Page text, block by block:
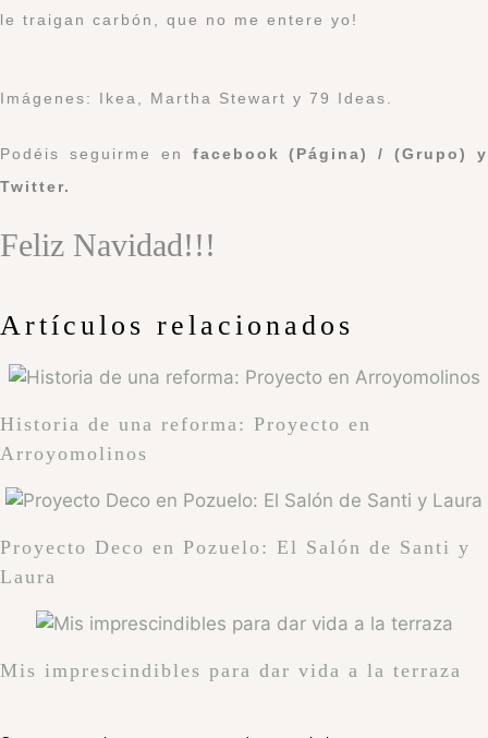
le traigan carbón, que no me entere yo!
Imágenes: Ikea, Martha Stewart y 79 Ideas.
Podéis seguirme en facebook (Página)/ (Grupo)
y
Twitter.
Feliz Navidad!!!
Artículos relacionados
Historia de una reforma: Proyecto en
Arroyomolinos
Proyecto Deco en Pozuelo: El Salón de Santi y
Laura
Mis imprescindibles para dar vida a la terraza